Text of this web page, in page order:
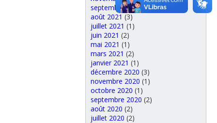
septembre 2021 (1)
août 2021 (3)
juillet 2021 (1)
juin 2021 (2)
mai 2021 (1)
mars 2021 (2)
janvier 2021 (1)
décembre 2020 (3)
novembre 2020 (1)
octobre 2020 (1)
septembre 2020 (2)
août 2020 (2)
juillet 2020 (2)